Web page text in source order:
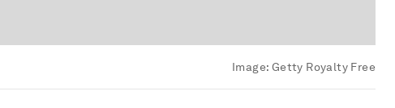
Image: Getty Royalty Free